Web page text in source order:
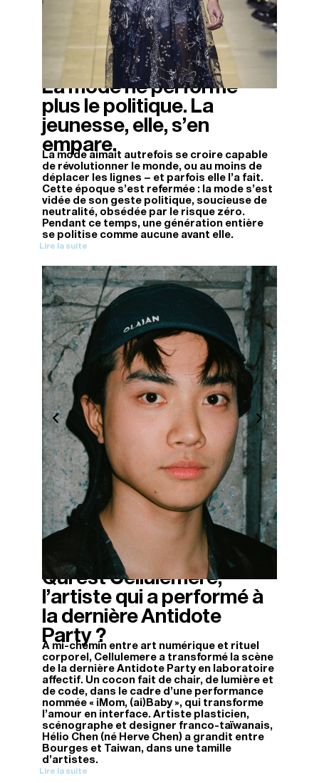
La mode ne performe
plus le politique. La
jeunesse, elle, s’en
empare.
La mode aimait autrefois se croire capable
de révolutionner le monde, ou au moins de
déplacer les lignes — et parfois elle l'a fait.
Cette époque s'est refermée : la mode s'est
vidée de son geste politique, soucieuse de
neutralité, obsédée par le risque zéro.
Pendant ce temps, une génération entière
se politise comme aucune avant elle.
Lire la suite
05/12/2025
Qui est Cellulemere,
l’artiste qui a performé à
la dernière Antidote
Party ?
À mi-chemin entre art numérique et rituel
corporel, Cellulemere a transformé la scène
de la dernière Antidote Party en laboratoire
affectif. Un cocon fait de chair, de lumière et
de code, dans le cadre d'une performance
nommée « iMom, (ai)Baby », qui transforme
l'amour en interface. Artiste plasticien,
scénographe et designer franco-taïwanais,
Hélio Chen (né Herve Chen) a grandit entre
Bourges et Taiwan, dans une tamille
d'artistes.
Lire la suite